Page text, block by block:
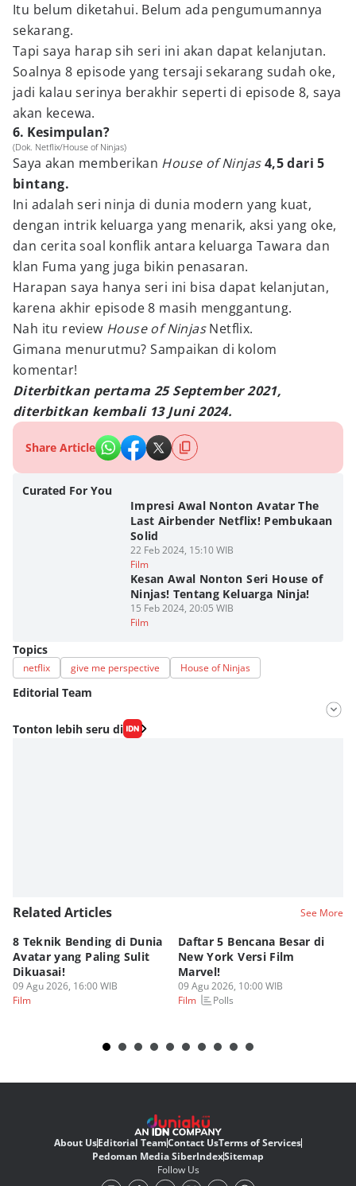
Itu belum diketahui. Belum ada pengumumannya
sekarang.
Tapi saya harap sih seri ini akan dapat kelanjutan.
Soalnya 8 episode yang tersaji sekarang sudah oke,
jadi kalau serinya berakhir seperti di episode 8, saya
akan kecewa.
6. Kesimpulan?
(Dok. Netflix/House of Ninjas)
Saya akan memberikan House of Ninjas4,5 dari 5
bintang.
Ini adalah seri ninja di dunia modern yang kuat,
dengan intrik keluarga yang menarik, aksi yang oke,
dan cerita soal konflik antara keluarga Tawara dan
klan Fuma yang juga bikin penasaran.
Harapan saya hanya seri ini bisa dapat kelanjutan,
karena akhir episode 8 masih menggantung.
Nah itu review House of NinjasNetflix.
Gimana menurutmu? Sampaikan di kolom
komentar!
Diterbitkan pertama 25 September 2021,
diterbitkan kembali 13 Juni 2024.
Share Article
Curated For You
Impresi Awal Nonton Avatar The
Last Airbender Netflix! Pembukaan
Solid
22 Feb 2024, 15:10 WIB
Film
Kesan Awal Nonton Seri House of
Ninjas! Tentang Keluarga Ninja!
15 Feb 2024, 20:05 WIB
Film
Topics
netflix give me perspective House of Ninjas
Editorial Team
Editor
Fahrul Razi Uni Nurullah
Tonton lebih seru di
Related Articles See More
8 Teknik Bending di Dunia
Avatar yang Paling Sulit
Dikuasai!
09 Agu 2026, 16:00 WIB
Film
Daftar 5 Bencana Besar di
New York Versi Film
Marvel!
09 Agu 2026, 10:00 WIB
Film
Polls
About UsEditorial TeamContact UsTerms of Services
Pedoman Media SiberIndexSitemap
Follow Us